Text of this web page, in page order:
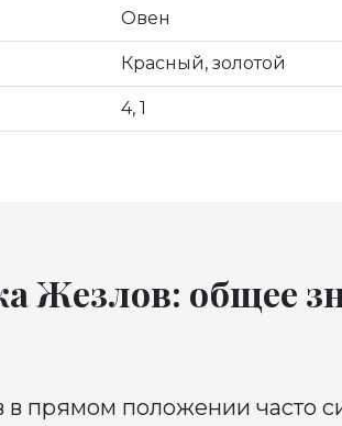
Овен
Красный, золотой
4, 1
Жезлов: общее
в прямом положении часто